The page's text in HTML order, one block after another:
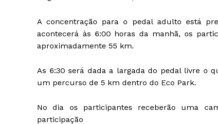
A concentração para o pedal adulto está
acontecerá às 6:00 horas da manhã, os
aproximadamente 55 km.
As 6:30 será dada a largada do pedal livre o
um percurso de 5 km dentro do Eco Park.
No dia os participantes receberão uma
participação